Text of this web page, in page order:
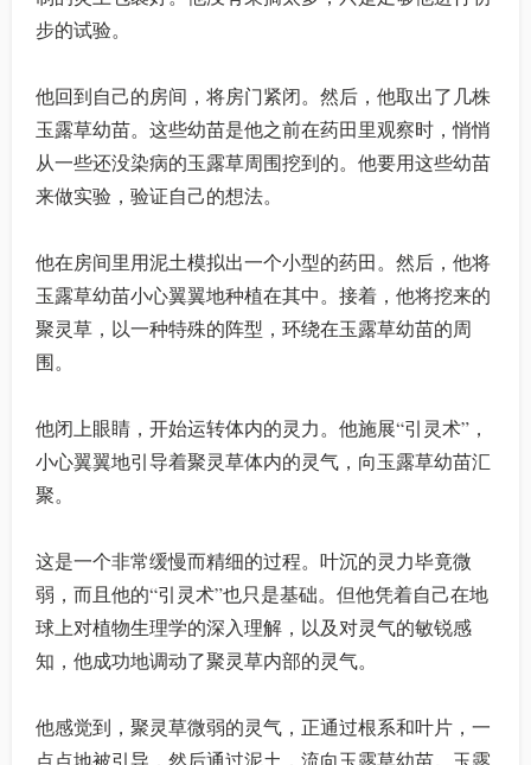
步的试验。
他回到自己的房间，将房门紧闭。然后，他取出了几株
玉露草幼苗。这些幼苗是他之前在药田里观察时，悄悄
从一些还没染病的玉露草周围挖到的。他要用这些幼苗
来做实验，验证自己的想法。
他在房间里用泥土模拟出一个小型的药田。然后，他将
玉露草幼苗小心翼翼地种植在其中。接着，他将挖来的
聚灵草，以一种特殊的阵型，环绕在玉露草幼苗的周
围。
他闭上眼睛，开始运转体内的灵力。他施展“引灵术”，
小心翼翼地引导着聚灵草体内的灵气，向玉露草幼苗汇
聚。
这是一个非常缓慢而精细的过程。叶沉的灵力毕竟微
弱，而且他的“引灵术”也只是基础。但他凭着自己在地
球上对植物生理学的深入理解，以及对灵气的敏锐感
知，他成功地调动了聚灵草内部的灵气。
他感觉到，聚灵草微弱的灵气，正通过根系和叶片，一
点点地被引导，然后通过泥土，流向玉露草幼苗。玉露